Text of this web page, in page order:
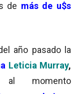
de más de u$s
año pasado la
Leticia Murray,
al momento